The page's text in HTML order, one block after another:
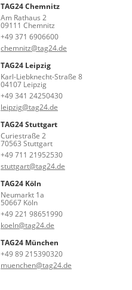
TAG24 Chemnitz
Am Rathaus 2
09111 Chemnitz
+49 371 6906600
chemnitz@tag24.de
TAG24 Leipzig
Karl-Liebknecht-Straße 8
04107 Leipzig
+49 341 24250430
leipzig@tag24.de
TAG24 Stuttgart
Curiestraße 2
70563 Stuttgart
+49 711 21952530
stuttgart@tag24.de
TAG24 Köln
Neumarkt 1a
50667 Köln
+49 221 98651990
koeln@tag24.de
TAG24 München
+49 89 215390320
muenchen@tag24.de